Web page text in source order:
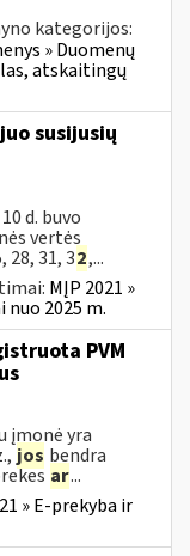
kategorijos:
» Duomenų
atskaitingų
susijusių
d. buvo
vertės
28, 31, 32,...
MĮP 2021 »
2025 m.
PVM
įmonė yra
jos bendra
ar...
» E-prekyba ir